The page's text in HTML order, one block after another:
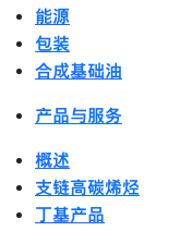
能源
包装
合成基础油
产品与服务
概述
支链高碳烯烃
丁基产品